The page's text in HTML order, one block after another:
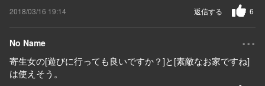
2018/03/16 19:14 6
返信する
No Name ...
寄生女の[遊びに行っても良いですか？]と[素敵なお家ですね]
は使えそう。